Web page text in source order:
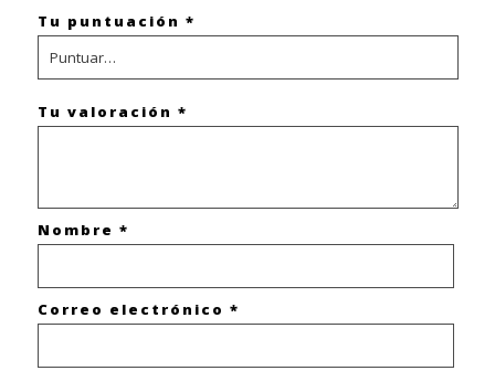
Tu puntuación *
Tu valoración *
Nombre *
Correo electrónico *